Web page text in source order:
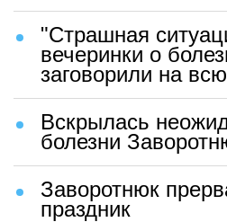
"Страшная
вечеринки о
заговорили на
Вскрылась
болезни
Заворотнюк
праздник